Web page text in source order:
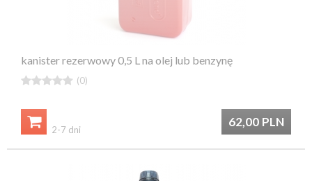
kanister rezerwowy 0,5 L na olej lub benzynę
 (0)
62,00 PLN

2-7 dni